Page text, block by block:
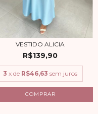
VESTIDO ALICIA
R$139,90
3 x de R$46,63 sem juros
COMPRAR